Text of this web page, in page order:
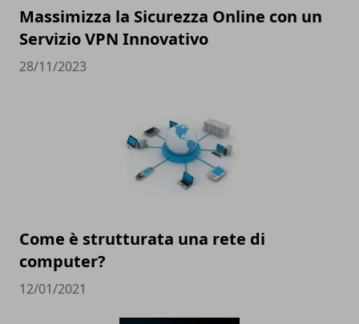
Massimizza la Sicurezza Online con un
Servizio VPN Innovativo
28/11/2023
Come è strutturata una rete di
computer?
12/01/2021